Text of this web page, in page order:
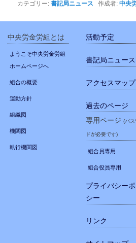
カテゴリー:書記局ニュース 作成者:中央
中央労金労組とは
ようこそ中央労金労組
ホームページへ
組合の概要
運動方針
組織図
機関図
執行機関図
活動予定
書記局ニュース
アクセスマップ
過去のページ
専用ページ(パス
ドが必要です)
組合員専用
組合役員専用
プライバシーポ
シー
リンク